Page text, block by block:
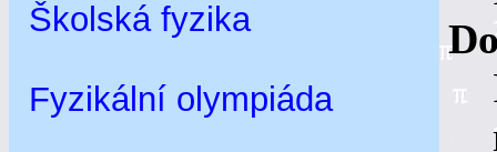
Školská fyzika
Fyzikální olympiáda